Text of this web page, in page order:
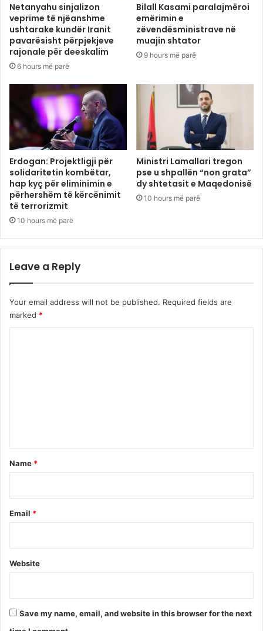
Netanyahu sinjalizon
veprime të njëanshme
ushtarake kundër Iranit
pavarësisht përpjekjeve
rajonale për deeskalim
6 hours më parë
Bilall Kasami paralajmëroi
emërimin e
zëvendësministrave në
muajin shtator
9 hours më parë
Erdogan: Projektligji për
solidaritetin kombëtar,
hap kyç për eliminimin e
përhershëm të kërcënimit
të terrorizmit
10 hours më parë
Ministri Lamallari tregon
pse u shpallën “non grata”
dy shtetasit e Maqedonisë
10 hours më parë
Leave a Reply
Your email address will not be published. Required fields are
marked *
*
Name *
Email *
Website
Save my name, email, and website in this browser for the next